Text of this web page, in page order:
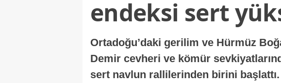
endeksi sert
Ortadoğu’daki gerilim ve Hürmüz
Demir cevheri ve kömür
sert navlun rallilerinden birini